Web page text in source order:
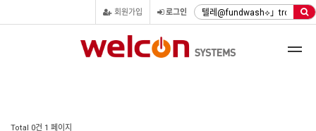
회원가입 로그인
Total 0건 1 페이지